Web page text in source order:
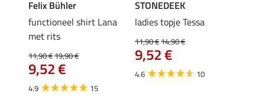
Felix Bühler
functioneel shirt Lana
met rits
11,90 €19,90 €
9,52 €
4.9 15
STONEDEEK
ladies topje Tessa
11,90 €14,90 €
9,52 €
4.6 10